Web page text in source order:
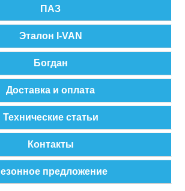
ПАЗ
Эталон I-VAN
Богдан
Доставка и оплата
Технические статьи
Контакты
предложение